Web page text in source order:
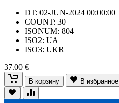
DT: 02-JUN-2024 00:00:00
COUNT: 30
ISONUM: 804
ISO2: UA
ISO3: UKR
37.00 €
В корзину В избранное